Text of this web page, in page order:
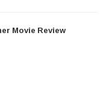
Movie Review